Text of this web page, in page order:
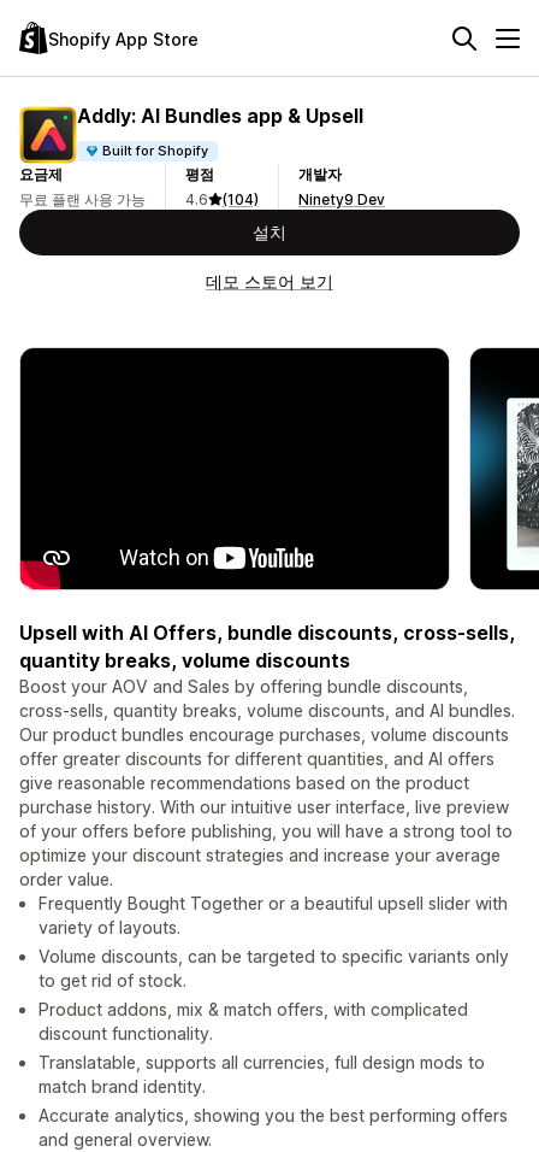
Shopify App Store
Addly: AI Bundles app & Upsell
Built for Shopify
요금제
무료 플랜 사용 가능
평점
4.6
(104)
개발자
Ninety9 Dev
설치
데모 스토어 보기
Upsell with AI Offers, bundle discounts, cross-sells,
quantity breaks, volume discounts
Boost your AOV and Sales by offering bundle discounts,
cross-sells, quantity breaks, volume discounts, and AI bundles.
Our product bundles encourage purchases, volume discounts
offer greater discounts for different quantities, and AI offers
give reasonable recommendations based on the product
purchase history. With our intuitive user interface, live preview
of your offers before publishing, you will have a strong tool to
optimize your discount strategies and increase your average
order value.
Frequently Bought Together or a beautiful upsell slider with
variety of layouts.
Volume discounts, can be targeted to specific variants only
to get rid of stock.
Product addons, mix & match offers, with complicated
discount functionality.
Translatable, supports all currencies, full design mods to
match brand identity.
Accurate analytics, showing you the best performing offers
and general overview.